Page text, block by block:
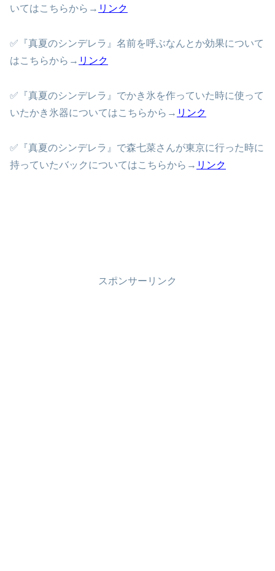
いてはこちらから→ リンク
✅『真夏のシンデレラ』名前を呼ぶなんとか効果について
はこちらから→ リンク
✅『真夏のシンデレラ』でかき氷を作っていた時に使って
いたかき氷器についてはこちらから→ リンク
✅『真夏のシンデレラ』で森七菜さんが東京に行った時に
持っていたバックについてはこちらから→ リンク
スポンサーリンク